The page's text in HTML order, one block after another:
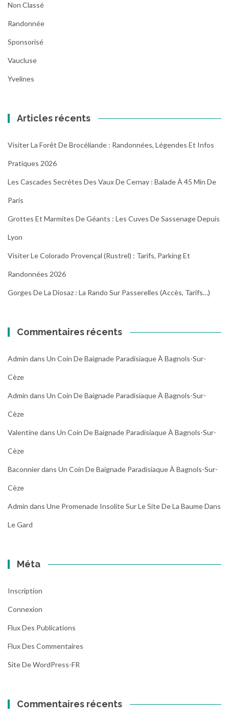
Non Classé
Randonnée
Sponsorisé
Vaucluse
Yvelines
Articles récents
Visiter La Forêt De Brocéliande : Randonnées, Légendes Et Infos
Pratiques 2026
Les Cascades Secrètes Des Vaux De Cernay : Balade À 45 Min De
Paris
Grottes Et Marmites De Géants : Les Cuves De Sassenage Depuis
Lyon
Visiter Le Colorado Provençal (Rustrel) : Tarifs, Parking Et
Randonnées 2026
Gorges De La Diosaz : La Rando Sur Passerelles (Accès, Tarifs…)
Commentaires récents
Admin dans Un Coin De Baignade Paradisiaque À Bagnols-Sur-
Cèze
Admin dans Un Coin De Baignade Paradisiaque À Bagnols-Sur-
Cèze
Valentinedans Un Coin De Baignade Paradisiaque À Bagnols-Sur-
Cèze
Baconnierdans Un Coin De Baignade Paradisiaque À Bagnols-Sur-
Cèze
Admin dans Une Promenade Insolite Sur Le Site De La Baume Dans
Le Gard
Méta
Inscription
Connexion
Flux Des Publications
Flux Des Commentaires
Site De WordPress-FR
Commentaires récents